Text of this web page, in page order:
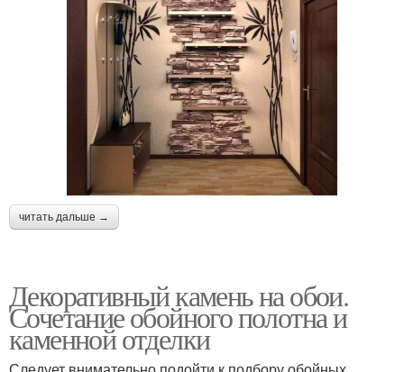
читать дальше →
Декоративный камень на обои.
Сочетание обойного полотна и
каменной отделки